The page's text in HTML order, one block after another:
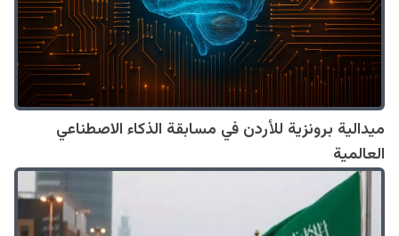
ميدالية برونزية للأردن في مسابقة الذكاء الاصطناعي
العالمية